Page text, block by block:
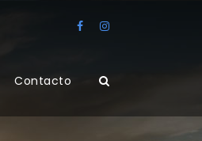
Contacto